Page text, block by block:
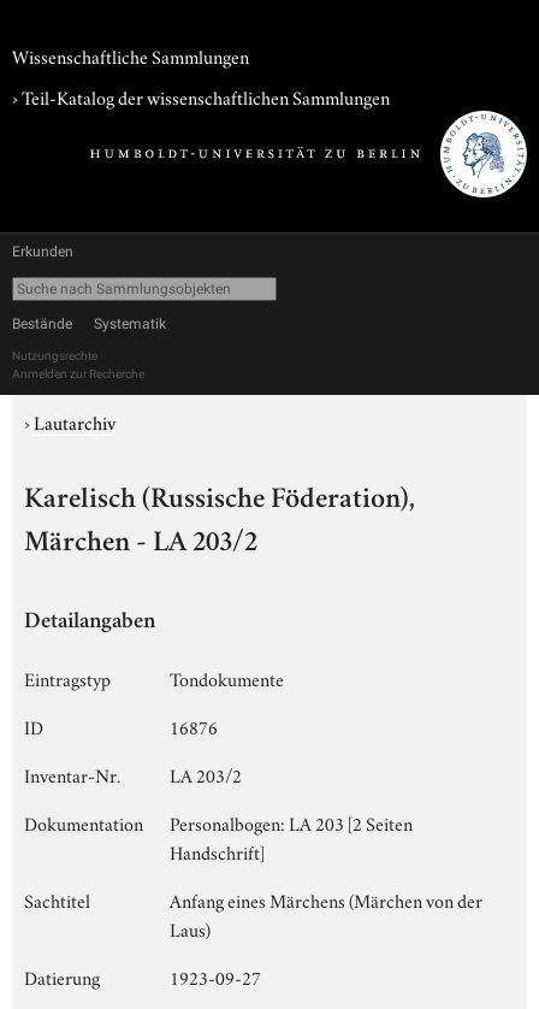
Wissenschaftliche Sammlungen
› Teil-Katalog der wissenschaftlichen Sammlungen
Erkunden
Bestände Systematik
Nutzungsrechte
Anmelden zur Recherche
›Lautarchiv
Karelisch (Russische Föderation),
Märchen - LA 203/2
Detailangaben
Eintragstyp
Tondokumente
ID
16876
Inventar-Nr.
LA 203/2
Dokumentation
Personalbogen: LA 203 [2 Seiten
Handschrift]
Sachtitel
Anfang eines Märchens (Märchen von der
Laus)
Datierung
1923-09-27